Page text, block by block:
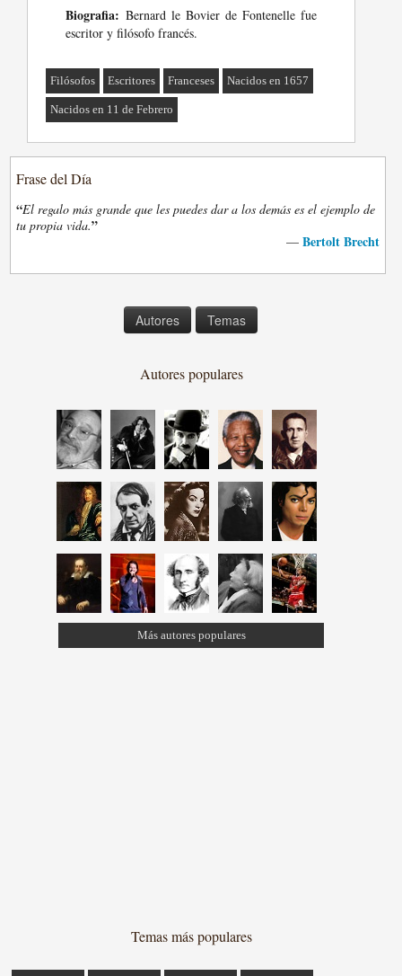
Biografia: Bernard le Bovier de Fontenelle fue
escritor y filósofo francés.
Filósofos Escritores Franceses Nacidos en 1657
Nacidos en 11 de Febrero
Frase del Día
“El regalo más grande que les puedes dar a los demás es el ejemplo de
tu propia vida.”
— Bertolt Brecht
Autores Temas
Autores populares
Más autores populares
Temas más populares